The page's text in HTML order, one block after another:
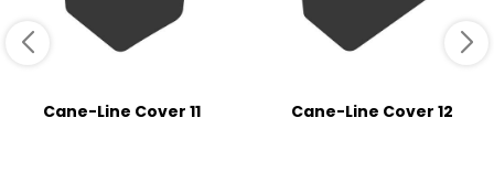
Cane-Line Cover 11 Cane-Line Cover 12